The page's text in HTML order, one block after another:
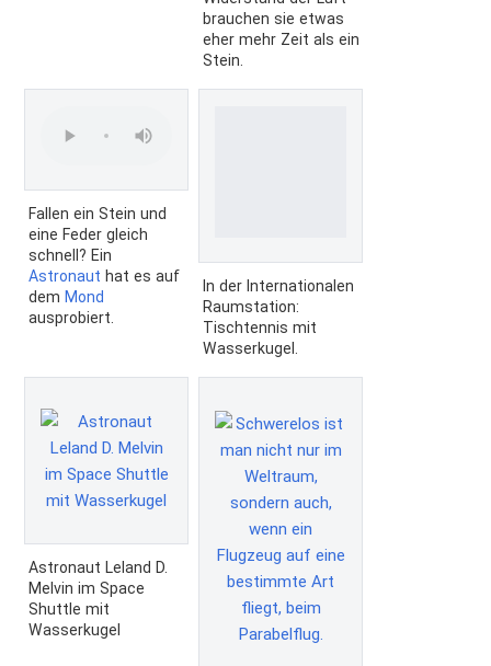
brauchen sie etwas
eher mehr Zeit als ein
Stein.
Fallen ein Stein und
eine Feder gleich
schnell? Ein
Astronaut hat es auf
dem Mond
ausprobiert.
In der Internationalen
Raumstation:
Tischtennis mit
Wasserkugel.
Astronaut Leland D.
Melvin im Space
Shuttle mit
Wasserkugel